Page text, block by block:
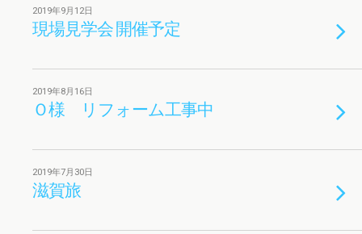
2019年9月12日
現場見学会 開催予定
2019年8月16日
Ｏ様 リフォーム工事中
2019年7月30日
滋賀旅